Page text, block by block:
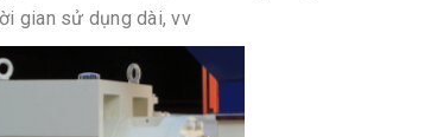
gian sử dụng dài, vv